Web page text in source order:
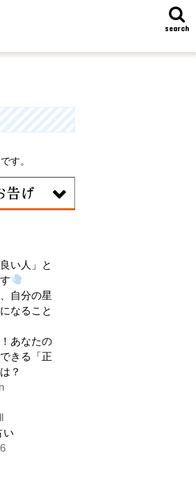
search
す。
日。なんと
没頭するこ
い人」と
自分の星
なること
あなたの
きる「正
？
い